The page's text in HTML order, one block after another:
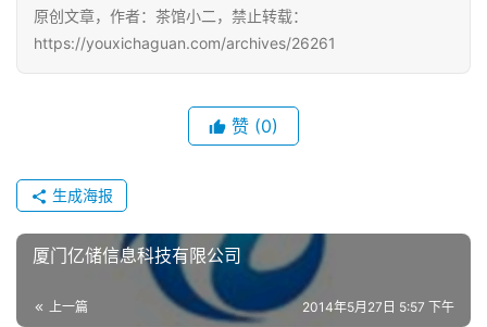
第
十
7
月
原创文章，作者：茶馆小二，禁止转载：
https://youxichaguan.com/archives/26261
赞 (0)
生成海报
厦门亿储信息科技有限公司
上一篇 2014年5月27日 5:57 下午